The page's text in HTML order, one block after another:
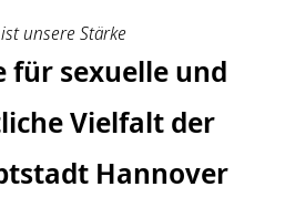
unsere Stärke
für sexuelle und
Vielfalt der
Hannover